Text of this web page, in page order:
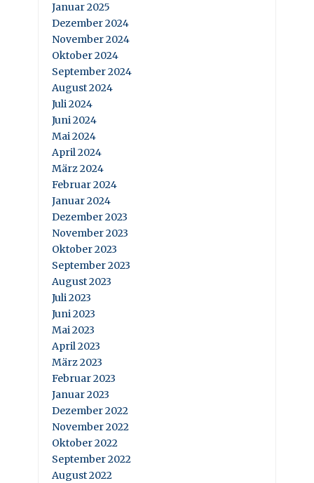
Januar 2025
Dezember 2024
November 2024
Oktober 2024
September 2024
August 2024
Juli 2024
Juni 2024
Mai 2024
April 2024
März 2024
Februar 2024
Januar 2024
Dezember 2023
November 2023
Oktober 2023
September 2023
August 2023
Juli 2023
Juni 2023
Mai 2023
April 2023
März 2023
Februar 2023
Januar 2023
Dezember 2022
November 2022
Oktober 2022
September 2022
August 2022